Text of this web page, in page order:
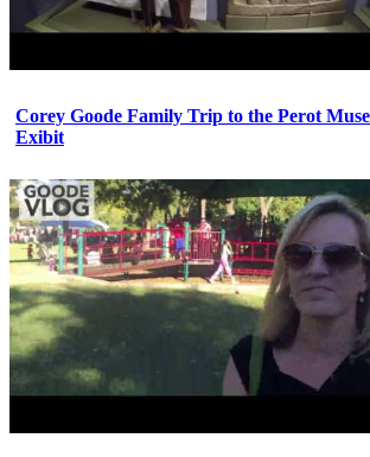
Corey Goode Family Trip to the Perot
Exibit